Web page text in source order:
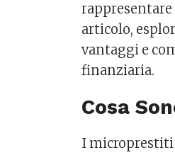
rappresentare
articolo,
vantaggi e
finanziaria.
Cosa
I microprestiti